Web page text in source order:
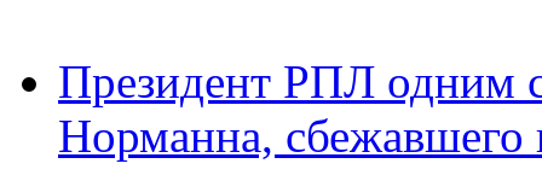
Президент РПЛ одним
Норманна, сбежавшего